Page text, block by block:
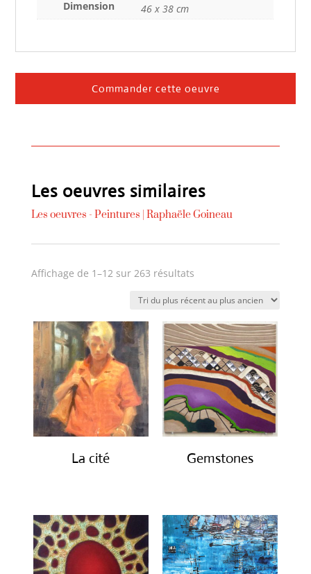
Dimension
46 x 38 cm
Commander cette oeuvre
Les oeuvres similaires
Les oeuvres - Peintures Raphaële Goineau
Affichage de 1–12 sur 263 résultatsTrié
plus
récent
au
plus
ancien
La cité Gemstones